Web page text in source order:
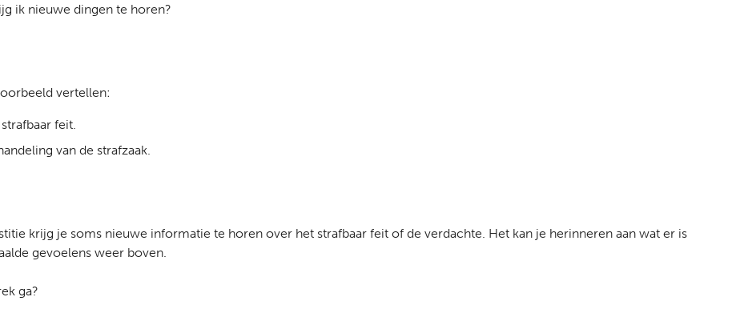
ik nieuwe dingen te horen?
vertellen:
feit.
van de strafzaak.
krijg je soms nieuwe informatie te horen over het strafbaar feit of de verdachte. Het kan je herinneren aan wat er is
gevoelens weer boven.
ga?